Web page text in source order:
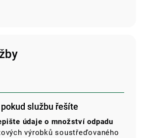
službu řešíte
údaje o množství odpadu
výrobků soustřeďovaného